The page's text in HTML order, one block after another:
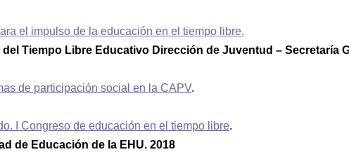
el impulso de la educación en el tiempo libre.
Tiempo Libre Educativo Dirección de Juventud – Secretaría
de participación social en la CAPV.
I Congreso de educación en el tiempo libre.
de Educación de la EHU. 2018